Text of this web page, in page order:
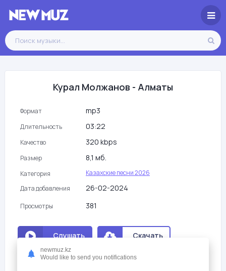
Курал Молжанов - Алматы
Формат mp3
Длительность 03:22
Качество 320 kbps
Размер 8,1 мб.
Категория
Казахские песни 2026
Дата добавления
26-02-2024
Просмотры 381
Слушать Скачать
Мне нравится 0
newmuz.kz
Would like to send you notifications